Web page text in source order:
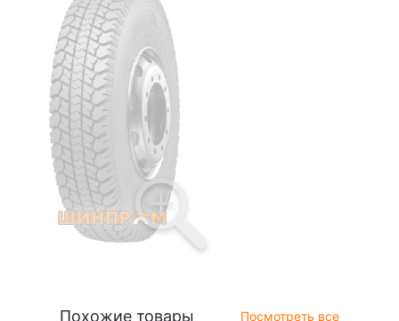
Похожие товары Посмотреть все